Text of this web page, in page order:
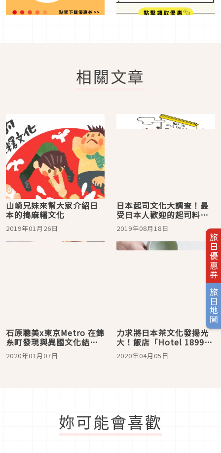
旅日優惠券
旅日地圖
相關文章
山崎兄妹來幫大家介紹日
本的搗麻糬文化
2019年01月26日
日本起司文化大調查！最
受日本人歡迎的起司料理
有哪些？
2019年08月18日
石原聰美x東京Metro 在錦
糸町發現與異國文化結合
的日本
2020年01月07日
力求將日本茶文化發揚光
大！飯店「Hotel 1899東
京」與咖啡廳「CHAYA
1899 TOKYO」輪番上陣
2020年04月05日
妳可能會喜歡